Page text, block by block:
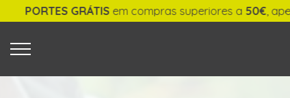
O QUE PROCURA?
GRÁTISem compras superiores a50€, apenas